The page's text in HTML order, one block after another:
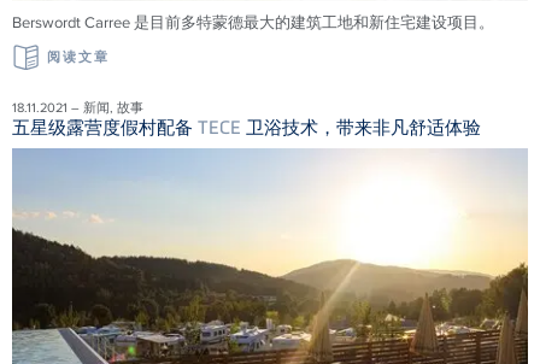
Berswordt Carree 是目前多特蒙德最大的建筑工地和新住宅建设项目。
阅读文章
18.11.2021 – 新闻, 故事
五星级露营度假村配备 TECE 卫浴技术，带来非凡舒适体验